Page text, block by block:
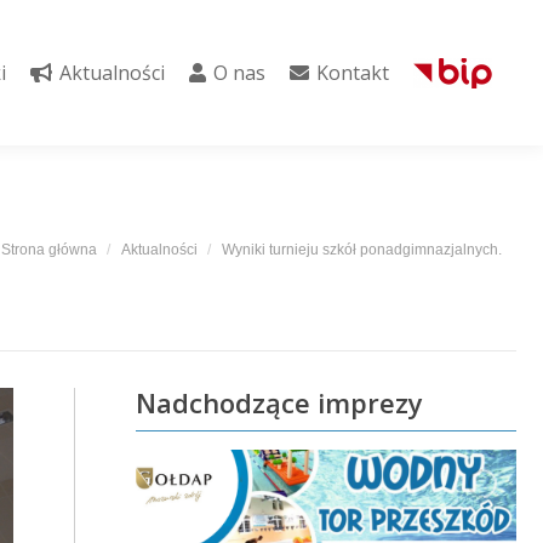
Aktualności O nas Kontakt
tutaj:
Strona główna Aktualności Wyniki turnieju szkół ponadgimnazjalnych.
Nadchodzące imprezy
Aktualności O nas Kontakt